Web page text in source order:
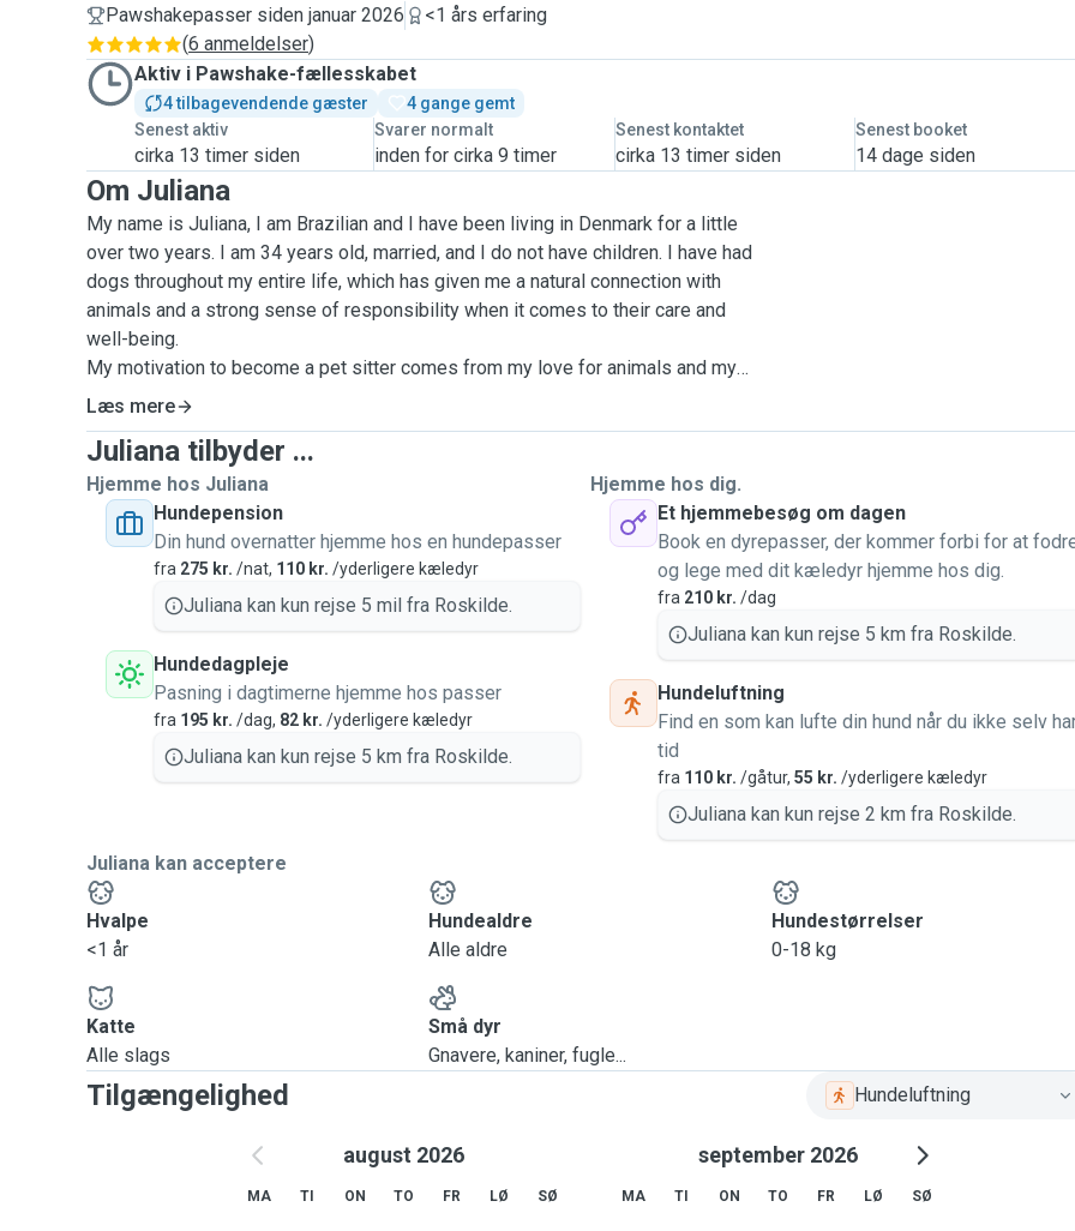
Pawshakepasser siden januar 2026
<1 års erfaring
(6 anmeldelser)
Aktiv i Pawshake-fællesskabet
4 tilbagevendende gæster
4 gange gemt
Senest aktiv
cirka 13 timer siden
Svarer normalt
inden for cirka 9 timer
Senest kontaktet
cirka 13 timer siden
Senest booket
14 dage siden
Om Juliana
My name is Juliana, I am Brazilian and I have been living in Denmark for a little
over two years. I am 34 years old, married, and I do not have children. I have had
dogs throughout my entire life, which has given me a natural connection with
animals and a strong sense of responsibility when it comes to their care and
well-being.
My motivation to become a pet sitter comes from my love for animals and my
desire to provide them with a safe, calm, and caring environment when their
owners are away. I understand how important it is for pets to feel secure,
respected, and comfortable in a new place. I am a patient, attentive, and caring
person, and I treat every pet as if it were part of my own family.
I have experience with daily pet care, including feeding, walking, hygiene,
companionship, and following specific routines and instructions from owners. I
focus on creating a calm and stress-free atmosphere, giving each pet individual
attention and affection. I prefer quality care rather than quantity, and I am fully
For health and safety reasons, I accept only vaccinated pets, as this helps
protect both the animals and the home environment. My goal is to build trust
with pet owners and provide reliable, loving, and responsible care that gives
them peace of mind while they are away.
Læs mere
Juliana tilbyder ...
Hjemme hos Juliana
Hundepension
Din hund overnatter hjemme hos en hundepasser
fra 275 kr. /nat, 110 kr. /yderligere kæledyr
Juliana kan kun rejse 5 mil fra Roskilde.
Hundedagpleje
Pasning i dagtimerne hjemme hos passer
fra 195 kr. /dag, 82 kr. /yderligere kæledyr
Juliana kan kun rejse 5 km fra Roskilde.
Hjemme hos dig.
Et hjemmebesøg om dagen
Book en dyrepasser, der kommer forbi for at
og lege med dit kæledyr hjemme hos dig.
fra 210 kr. /dag
Juliana kan kun rejse 5 km fra Roskilde.
Hundeluftning
Find en som kan lufte din hund når du ikke selv
tid
fra 110 kr. /gåtur, 55 kr. /yderligere kæledyr
Juliana kan kun rejse 2 km fra Roskilde.
Juliana kan acceptere
Hvalpe
<1 år
Hundealdre
Alle aldre
Hundestørrelser
0-18 kg
Katte
Alle slags
Små dyr
Gnavere, kaniner, fugle...
Tilgængelighed Hundeluftning
august 2026
MA TI ON TO FR LØ SØ
september 2026
MA TI ON TO FR LØ SØ